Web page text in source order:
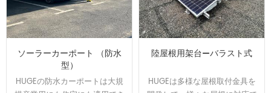
ソーラーカーポート （防水
型）
HUGEの防水カーポートは大規
陸屋根用架台—バラスト式
HUGEは多様な屋根取付金具を